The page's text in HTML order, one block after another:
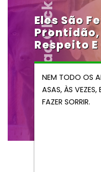
Vendocao.click
Eles São
Respeito
NEM TODO OS
ASAS, ÀS VEZES,
FAZER SORRIR.